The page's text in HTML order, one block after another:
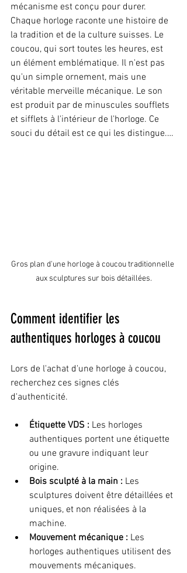
mécanisme est conçu pour durer.
Chaque horloge raconte une histoire de
la tradition et de la culture suisses. Le
coucou, qui sort toutes les heures, est
un élément emblématique. Il n'est pas
qu'un simple ornement, mais une
véritable merveille mécanique. Le son
est produit par de minuscules soufflets
et sifflets à l'intérieur de l'horloge. Ce
souci du détail est ce qui les distingue.…
Gros plan d'une horloge à coucou traditionnelle
aux sculptures sur bois détaillées.
Comment identifier les
authentiques horloges à coucou
Lors de l'achat d'une horloge à coucou,
recherchez ces signes clés
d'authenticité.
Étiquette VDS : Les horloges
authentiques portent une étiquette
ou une gravure indiquant leur
origine.
Bois sculpté à la main : Les
sculptures doivent être détaillées et
uniques, et non réalisées à la
machine.
Mouvement mécanique : Les
horloges authentiques utilisent des
mouvements mécaniques.